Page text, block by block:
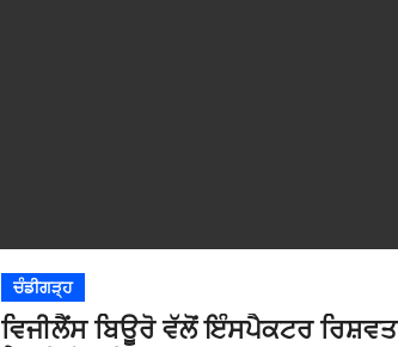
ਚੰਡੀਗੜ੍ਹ
ਵਿਜੀਲੈਂਸ ਬਿਊਰੋ ਵੱਲੋਂ ਇੰਸਪੈਕਟਰ ਰਿਸ਼ਵਤ